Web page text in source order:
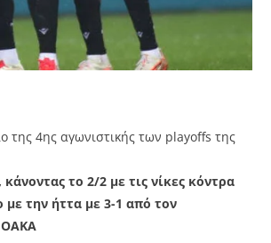
της 4ης αγωνιστικής των playoffs της
το 2/2 με τις νίκες κόντρα
την ήττα με 3-1 από τον
ΟΑΚΑ